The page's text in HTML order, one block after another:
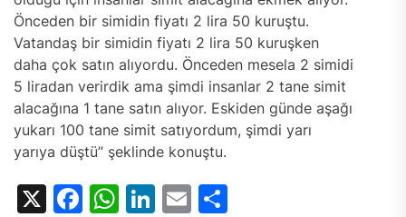
Önceden bir simidin fiyatı 2 lira 50 kuruştu.
Vatandaş bir simidin fiyatı 2 lira 50 kuruşken
daha çok satın alıyordu. Önceden mesela 2 simidi
5 liradan verirdik ama şimdi insanlar 2 tane simit
alacağına 1 tane satın alıyor. Eskiden günde aşağı
yukarı 100 tane simit satıyordum, şimdi yarı
yarıya düştü” şeklinde konuştu.
X Facebook
WhatsApp
LinkedIn
Email